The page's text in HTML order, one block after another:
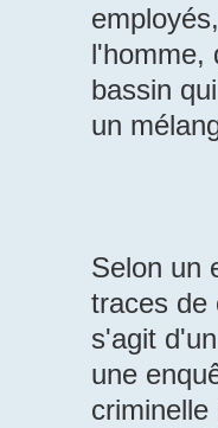
l'homme,
bassin
un
Selon un
traces de
s'agit
une